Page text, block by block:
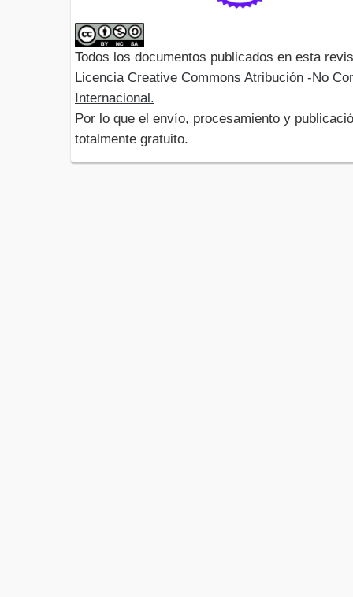
Todos los documentos publicados en esta
Licencia Creative Commons Atribución -No
Internacional.
Por lo que el envío, procesamiento y
totalmente gratuito.